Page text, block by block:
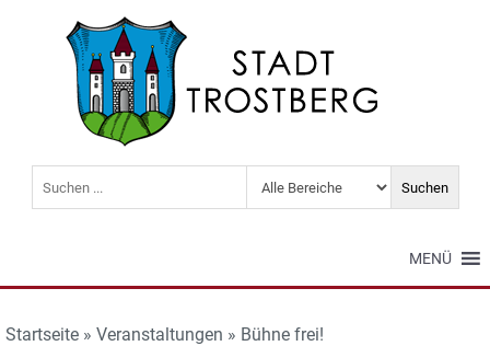
MENÜ
Startseite » Veranstaltungen » Bühne frei!